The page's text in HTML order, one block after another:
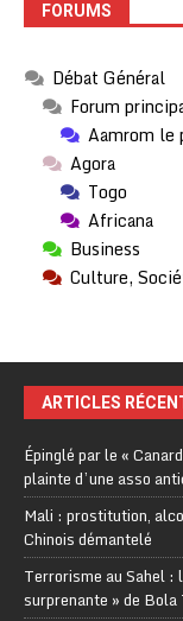
FORUMS
Débat Général
Forum
Aamrom le
Agora
Togo
Africana
Business
Culture,
ARTICLES
Épinglé par le «
plainte d’une asso
Mali : prostitution,
Chinois démantelé
Terrorisme au Sahel :
surprenante » de Bola